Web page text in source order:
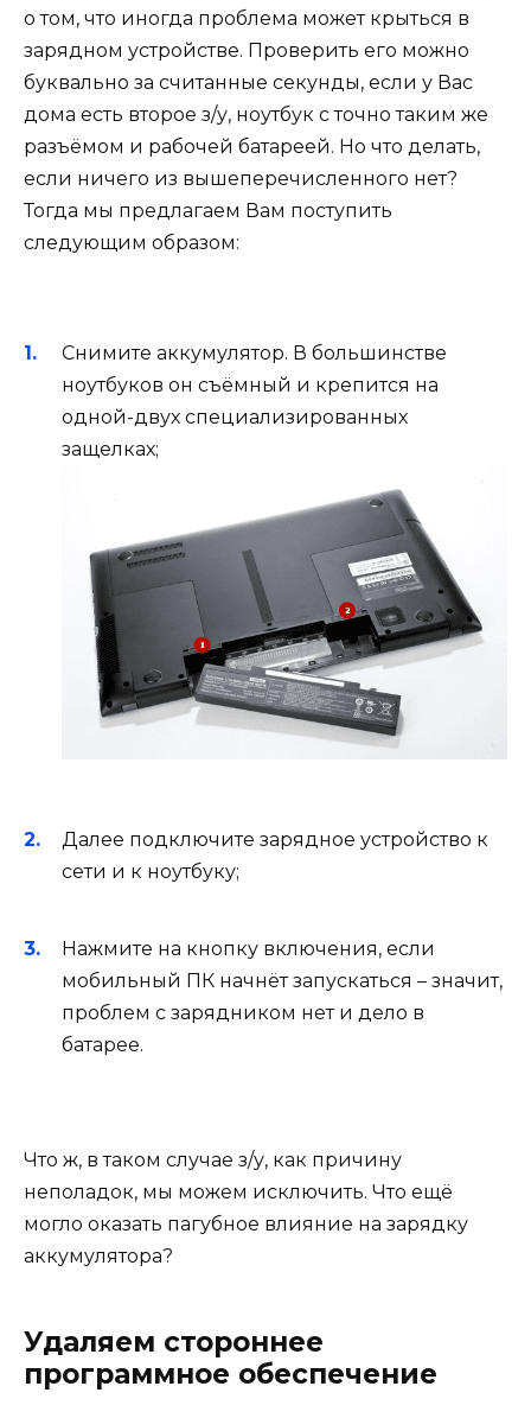
о том, что иногда проблема может крыться в
зарядном устройстве. Проверить его можно
буквально за считанные секунды, если у Вас
дома есть второе з/у, ноутбук с точно таким же
разъёмом и рабочей батареей. Но что делать,
если ничего из вышеперечисленного нет?
Тогда мы предлагаем Вам поступить
следующим образом:
Снимите аккумулятор. В большинстве
ноутбуков он съёмный и крепится на
одной-двух специализированных
защелках;
Далее подключите зарядное устройство к
сети и к ноутбуку;
Нажмите на кнопку включения, если
мобильный ПК начнёт запускаться – значит,
проблем с зарядником нет и дело в
батарее.
Что ж, в таком случае з/у, как причину
неполадок, мы можем исключить. Что ещё
могло оказать пагубное влияние на зарядку
аккумулятора?
Удаляем стороннее
программное обеспечение